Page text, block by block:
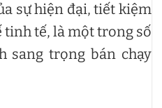
sự hiện đại, tiết kiệm
tinh tế, là một trong số
sang trọng bán chạy